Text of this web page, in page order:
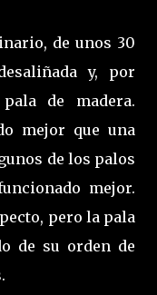
de unos 30
y, por
de madera.
mejor que una
de los palos
mejor.
pero la pala
de su orden de